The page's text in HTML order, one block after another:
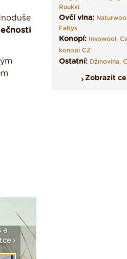
a
›
Vyberte si izolaci a pak
ji tady klidně poptejte ›
Ruukki
Ovčí vlna:
Faltys
Konopí: Insowool,
konopí CZ
Ostatní: Džínovina,
Zobrazit